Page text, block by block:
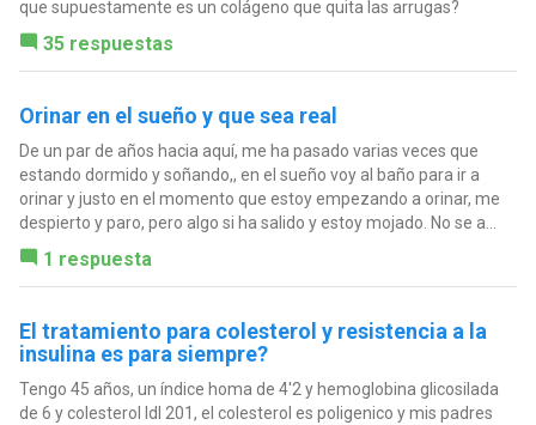
que supuestamente es un colágeno que quita las arrugas?
35 respuestas
Orinar en el sueño y que sea real
De un par de años hacia aquí, me ha pasado varias veces que
estando dormido y soñando,, en el sueño voy al baño para ir a
orinar y justo en el momento que estoy empezando a orinar, me
despierto y paro, pero algo si ha salido y estoy mojado. No se a...
1 respuesta
El tratamiento para colesterol y resistencia a la
insulina es para siempre?
Tengo 45 años, un índice homa de 4'2 y hemoglobina glicosilada
de 6 y colesterol ldl 201, el colesterol es poligenico y mis padres